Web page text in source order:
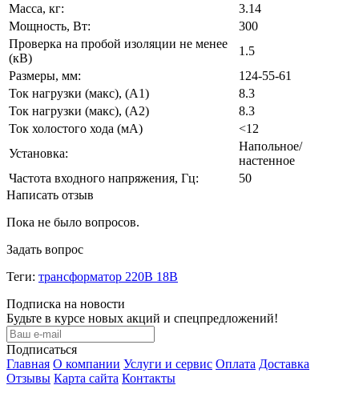
Масса, кг:
3.14
Мощность, Вт:
300
Проверка на пробой изоляции не менее
(кВ)
1.5
Размеры, мм:
124-55-61
Ток нагрузки (макс), (А1)
8.3
Ток нагрузки (макс), (А2)
8.3
Ток холостого хода (мА)
<12
Установка:
Напольное/
настенное
Частота входного напряжения, Гц:
50
Написать отзыв
Пока не было вопросов.
Задать вопрос
Теги: трансформатор 220В 18В
Подписка на новости
Будьте в курсе новых акций и спецпредложений!
Подписаться
Главная О компании Услуги и сервис Оплата Доставка
Отзывы Карта сайта Контакты